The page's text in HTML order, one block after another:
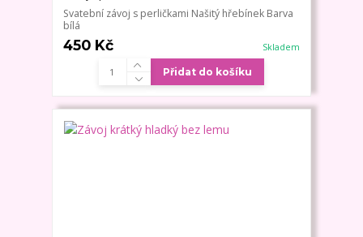
Svatební závoj s perličkami Našitý hřebínek Barva
bílá
450 Kč Skladem
Přidat do košíku